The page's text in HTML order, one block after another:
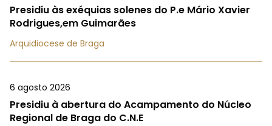
Presidiu às exéquias solenes do P.e Mário Xavier
Rodrigues,em Guimarães
Arquidiocese de Braga
6 agosto 2026
Presidiu à abertura do Acampamento do Núcleo
Regional de Braga do C.N.E